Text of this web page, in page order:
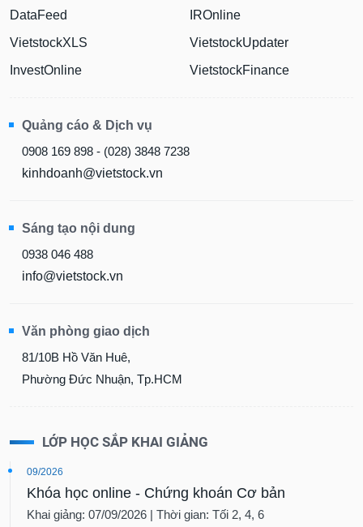
DataFeed
VietstockXLS
InvestOnline
IROnline
VietstockUpdater
VietstockFinance
Quảng cáo & Dịch vụ
0908 169 898 - (028) 3848 7238
kinhdoanh@vietstock.vn
Sáng tạo nội dung
0938 046 488
info@vietstock.vn
Văn phòng giao dịch
81/10B Hồ Văn Huê,
Phường Đức Nhuận, Tp.HCM
LỚP HỌC SẮP KHAI GIẢNG
09/2026
Khóa học online - Chứng khoán Cơ bản
Khai giảng: 07/09/2026 | Thời gian: Tối 2, 4, 6